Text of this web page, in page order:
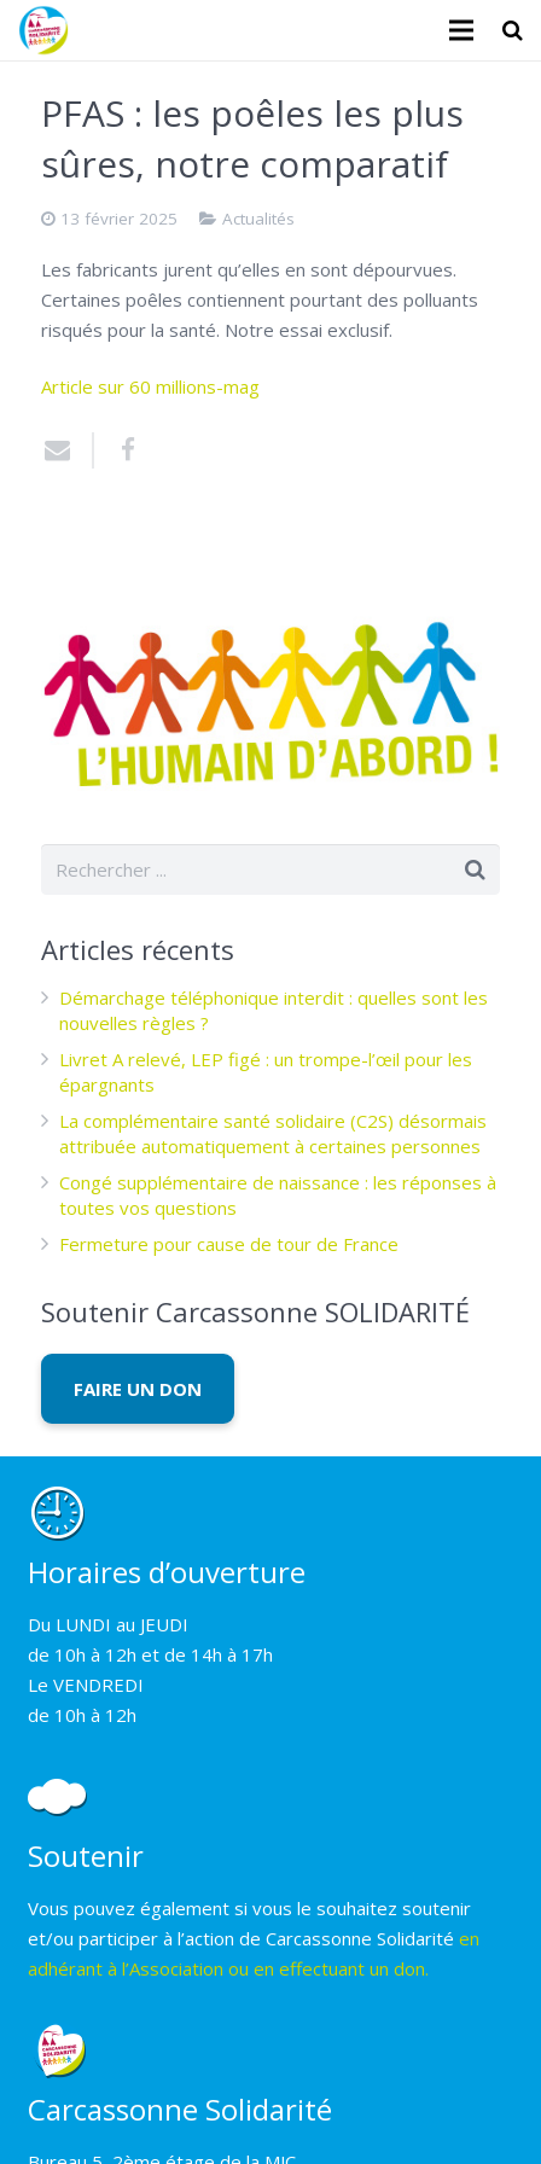
Financiers
Contact
PFAS : les poêles les plus
sûres, notre comparatif
13 février 2025 Actualités
Les fabricants jurent qu’elles en sont dépourvues.
Certaines poêles contiennent pourtant des polluants
risqués pour la santé. Notre essai exclusif.
Article sur 60 millions-mag
Articles récents
Démarchage téléphonique interdit : quelles sont les
nouvelles règles ?
Livret A relevé, LEP figé : un trompe-l’œil pour les
épargnants ­
La complémentaire santé solidaire (C2S) désormais
attribuée automatiquement à certaines personnes
Congé supplémentaire de naissance : les réponses à
toutes vos questions
Fermeture pour cause de tour de France
Soutenir Carcassonne SOLIDARITÉ
FAIRE UN DON
Horaires d’ouverture
Du LUNDI au JEUDI
de 10h à 12h et de 14h à 17h
Le VENDREDI
de 10h à 12h
Soutenir
Vous pouvez également si vous le souhaitez soutenir
et/ou participer à l’action de Carcassonne Solidarité en
adhérant à l’Association ou en effectuant un don.
Carcassonne Solidarité